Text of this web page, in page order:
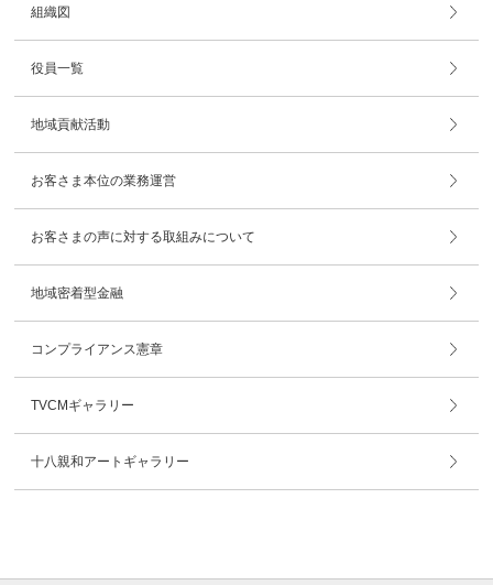
組織図
役員一覧
地域貢献活動
お客さま本位の業務運営
お客さまの声に対する取組みについて
地域密着型金融
コンプライアンス憲章
TVCMギャラリー
十八親和アートギャラリー